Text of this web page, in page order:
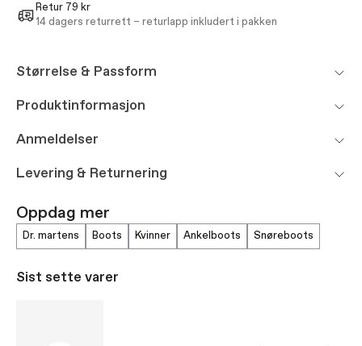
Retur 79 kr
14 dagers returrett – returlapp inkludert i pakken
Størrelse & Passform
Produktinformasjon
Anmeldelser
Levering & Returnering
Oppdag mer
dr. martens boots kvinner ankelboots snøreboots
Sist sette varer